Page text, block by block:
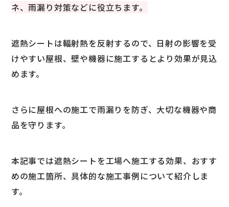
ネ、雨漏り対策などに役立ちます。
遮熱シートは輻射熱を反射するので、日射の影響を受
けやすい屋根、壁や機器に施工するとより効果が見込
めます。
さらに屋根への施工で雨漏りを防ぎ、大切な機器や商
品を守ります。
本記事では遮熱シートを工場へ施工する効果、おすす
めの施工箇所、具体的な施工事例について紹介しま
す。